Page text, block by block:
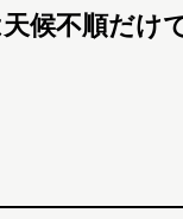
候不順だけ